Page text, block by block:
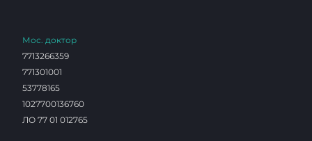
Мос. доктор
7713266359
771301001
53778165
1027700136760
ЛО 77 01 012765